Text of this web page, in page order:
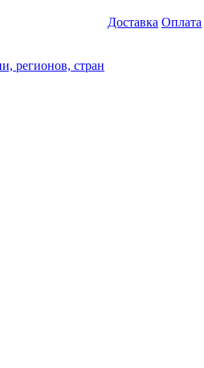
регионов, стран
Доставка Оплата